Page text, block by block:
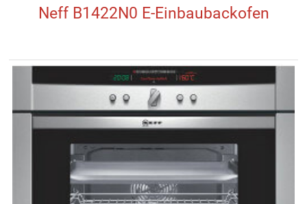
Neff B1422N0 E-Einbaubackofen